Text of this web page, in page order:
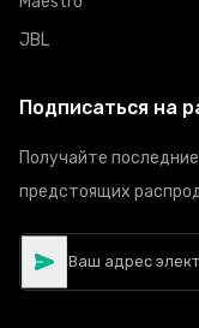
JBL
Подписаться на
Получайте
предстоящих